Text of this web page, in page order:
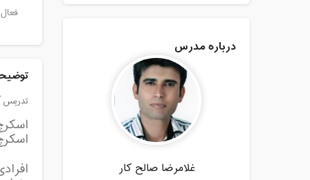
تدریس
اسکرچ برای
درباره مدرس
غلامرضا صالح کار